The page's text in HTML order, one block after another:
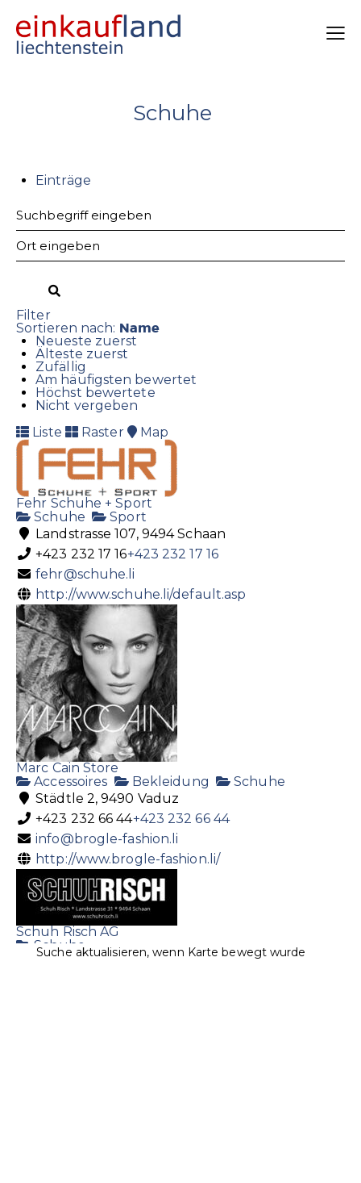
Schuhe
Einträge
Filter
Sortieren nach: Name
Neueste zuerst
Älteste zuerst
Zufällig
Am häufigsten bewertet
Höchst bewertete
Nicht vergeben
Liste
Raster Map
Fehr Schuhe + Sport
Schuhe
Sport
Landstrasse 107, 9494 Schaan
+423 232 17 16+423 232 17 16
fehr@schuhe.li
http://www.schuhe.li/default.asp
Marc Cain Store
Accessoires
Bekleidung
Schuhe
Städtle 2, 9490 Vaduz
+423 232 66 44+423 232 66 44
info@brogle-fashion.li
http://www.brogle-fashion.li/
Schuh Risch AG
Schuhe
Landstrasse 31, 9494 Schaan, Liechtenstein
Suche aktualisieren, wenn Karte bewegt wurde